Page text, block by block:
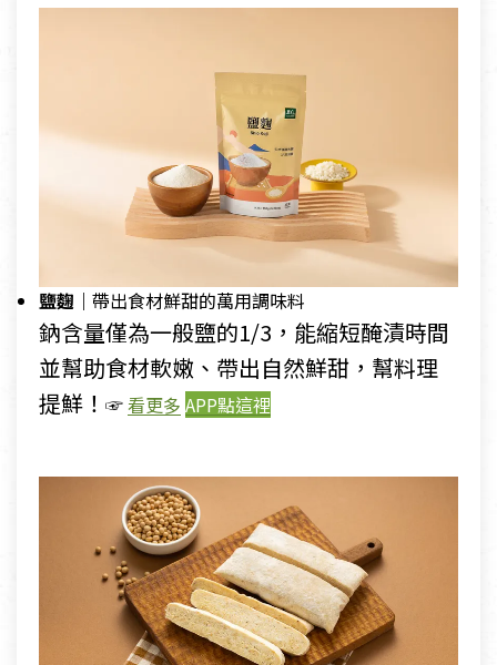
鹽麴｜ 帶出食材鮮甜的萬用調味料
鈉含量僅為一般鹽的1/3，能縮短醃漬時間
並幫助食材軟嫩、帶出自然鮮甜，幫料理
提鮮！ ☞看更多 APP點這裡